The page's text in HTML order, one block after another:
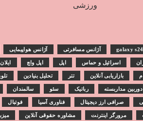
ورزشی
galaxy s24 آژانس مسافرتی آژانس هواپیمایی
اسرائیل و حماس اپل اپل واچ
بازاریابی آنلاین تتر تحلیل بنیادین
دوربین مداربسته رباتیک سئو سالمندان
صرافی ارز دیجیتال فناوری آسیا فوتبال
مرورگر اینترنت مشاوره حقوقی آنلاین